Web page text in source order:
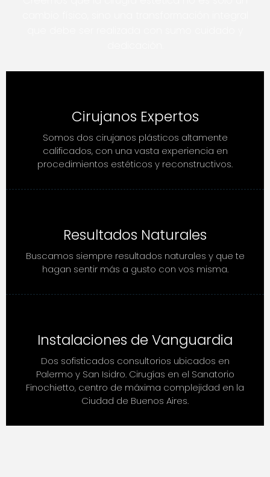
Cirujanos Expertos
Somos dos cirujanos plásticos altamente
calificados, con una vasta experiencia en
procedimientos estéticos y reconstructivos.
Resultados Naturales
Buscamos siempre resultados naturales y que te
hagan sentir más a gusto con vos misma.
Instalaciones de Vanguardia
Dos sofisticados consultorios ubicados en
Palermo y San Isidro. Cirugías en el Sanatorio
Finochietto, centro de máxima complejidad en la
Ciudad de Buenos Aires.